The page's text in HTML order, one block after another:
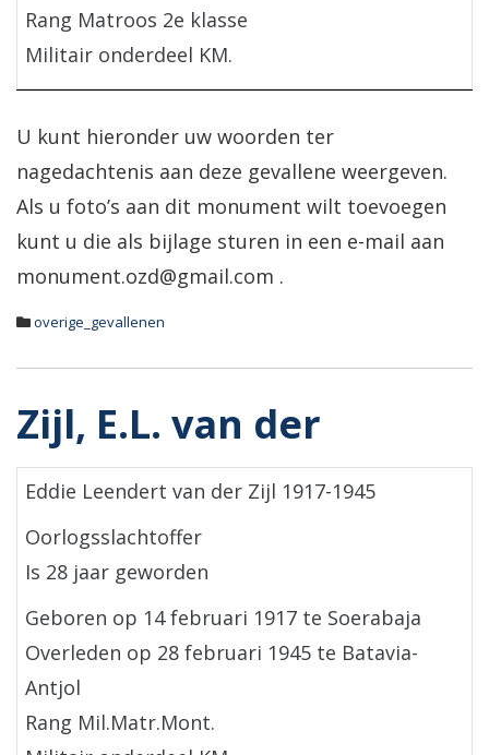
Rang Matroos 2e klasse
Militair onderdeel KM.
U kunt hieronder uw woorden ter
nagedachtenis aan deze gevallene weergeven.
Als u foto’s aan dit monument wilt toevoegen
kunt u die als bijlage sturen in een e-mail aan
monument.ozd@gmail.com .
overige_gevallenen
Zijl, E.L. van der
Eddie Leendert van der Zijl 1917-1945
Oorlogsslachtoffer
Is 28 jaar geworden
Geboren op 14 februari 1917 te Soerabaja
Overleden op 28 februari 1945 te Batavia-
Antjol
Rang Mil.Matr.Mont.